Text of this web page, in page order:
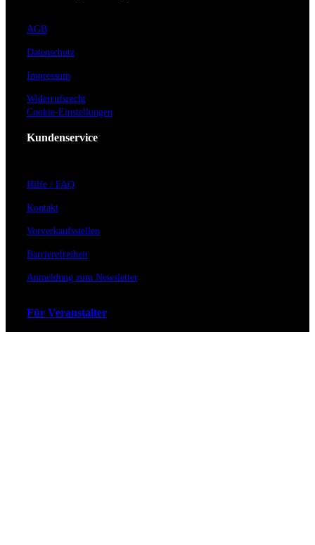
AGB
Datenschutz
Impressum
Widerrufsrecht
Cookie-Einstellungen
Kundenservice
Hilfe / FAQ
Kontakt
Vorverkaufsstellen
Barrierefreiheit
Anmeldung zum Newsletter
Für Veranstalter